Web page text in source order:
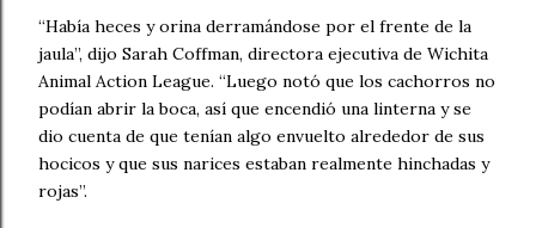
“Había heces y orina derramándose por el frente de la
jaula”, dijo Sarah Coffman, directora ejecutiva de Wichita
Animal Action League. “Luego notó que los cachorros no
podían abrir la boca, así que encendió una linterna y se
dio cuenta de que tenían algo envuelto alrededor de sus
hocicos y que sus narices estaban realmente hinchadas y
rojas”.